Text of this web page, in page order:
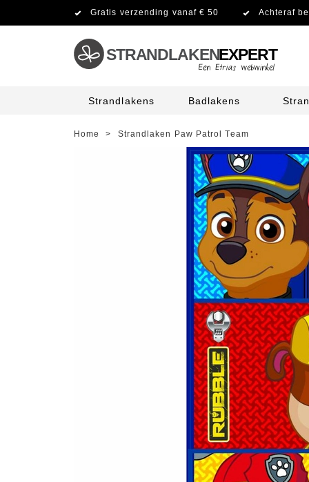
Gratis verzending vanaf € 50 Achteraf
STRANDLAKENEXPERT
Strandlakens Badlakens
Home > Strandlaken Paw Patrol Team